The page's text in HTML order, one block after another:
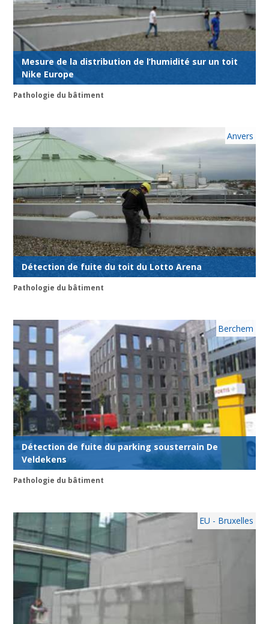
Mesure de la distribution de l’humidité sur un toit
Nike Europe
Pathologie du bâtiment
Détection de fuite du toit du Lotto Arena
Anvers
Pathologie du bâtiment
Détection de fuite du parking sousterrain De
Veldekens
Berchem
Pathologie du bâtiment
EU - Bruxelles